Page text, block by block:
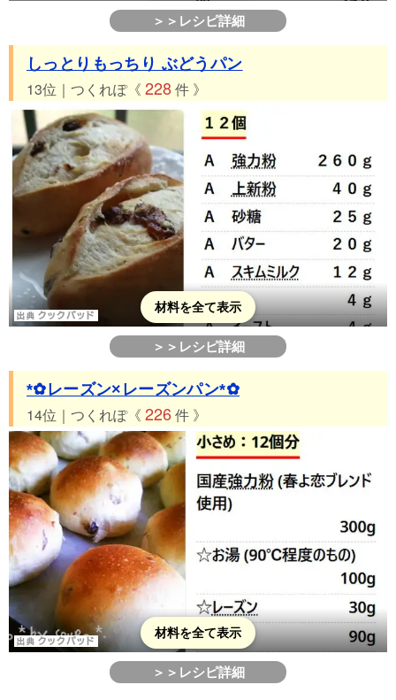
＞＞レシピ詳細
しっとりもっちり ぶどうパン
13位｜つくれぽ《 228件 》
材料を全て表示
＞＞レシピ詳細
*✿レーズン×レーズンパン*✿
14位｜つくれぽ《 226件 》
材料を全て表示
＞＞レシピ詳細